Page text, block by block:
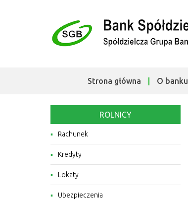
Strona główna O banku
ROLNICY
Rachunek
Kredyty
Lokaty
Ubezpieczenia